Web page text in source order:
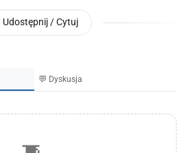
Udostępnij / Cytuj
💬 Dyskusja